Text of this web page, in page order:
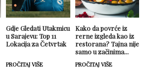
Gdje Gledati Utakmicu
u Sarajevu: Top 11
Lokacija za Četvrtak
PROČITAJ VIŠE
Kako da povrće iz
rerne izgleda kao iz
restorana? Tajna nije
samo u začinima...
PROČITAJ VIŠE